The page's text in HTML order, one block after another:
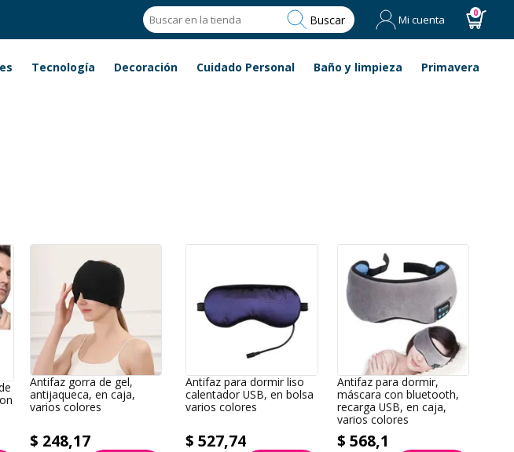
Buscar Mi cuenta 0
Tecnología Decoración Cuidado Personal Baño y limpieza Primavera
Antifaz gorra de gel,
antijaqueca, en caja,
varios colores
$ 248,17
Antifaz para dormir liso
calentador USB, en bolsa
varios colores
$ 527,74
Antifaz para dormir,
máscara con bluetooth,
recarga USB, en caja,
varios colores
$ 568,1